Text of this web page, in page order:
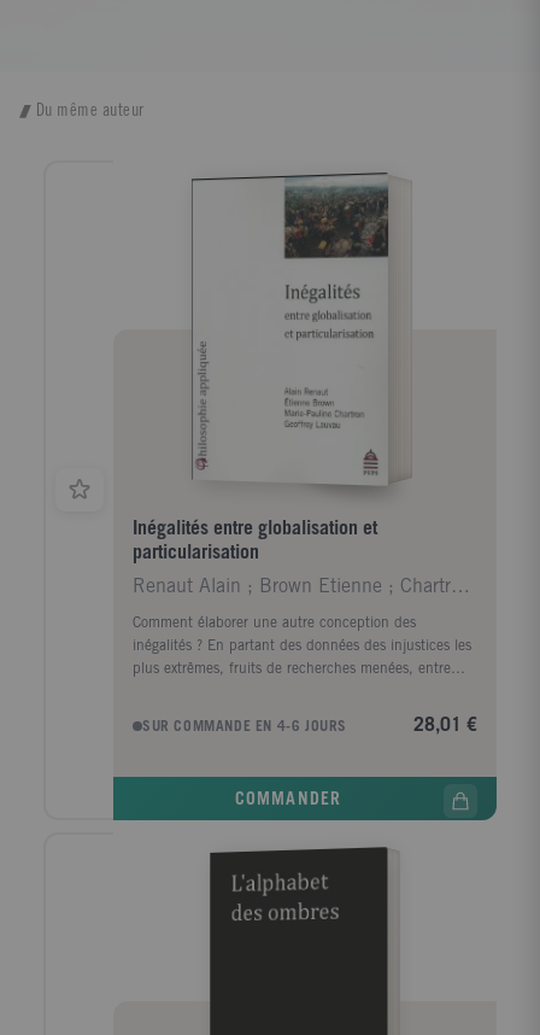
Du même auteur
Inégalités entre globalisation et
particularisation
Renaut Alain ; Brown Etienne ; Chartron Marie-Paul
Comment élaborer une autre conception des
inégalités ? En partant des données des injustices les
plus extrêmes, fruits de recherches menées, entre
principes généraux traditionnels, ce livre questionne
les injustices à travers le monde, et non plus au sein
John Rawls, la plupart des théorisations
sur la recherche de principes universels. Après avoir
dressé une cartographie des théories de la justice, les
auteurs portent leur démarche à travers trois
applications : les inégalités de genre, les inégalités
SUR COMMANDE EN 4-6 JOURS 28,01 €
COMMANDER